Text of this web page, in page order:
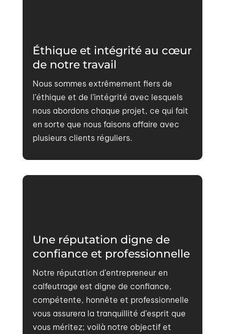
Éthique et intégrité au cœur
de notre travail
Nous sommes extrêmement fiers de
l’éthique et de l’intégrité avec lesquels
nous abordons chaque projet, ce qui fait
en sorte que nous faisons affaire avec
plusieurs clients réguliers.
Une réputation digne de
confiance et professionnelle
Notre réputation d’entrepreneur en
calfeutrage est digne de confiance,
compétente, honnête et professionnelle
vous assurera la tranquillité d’esprit que
vous méritez; voilà notre objectif et